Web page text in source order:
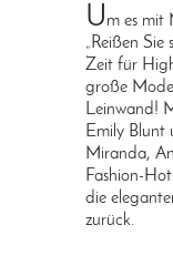
Um es mit
„Reißen Sie
Zeit für
große
Leinwand!
Emily Blunt
Miranda,
Fashion-
die
zurück.